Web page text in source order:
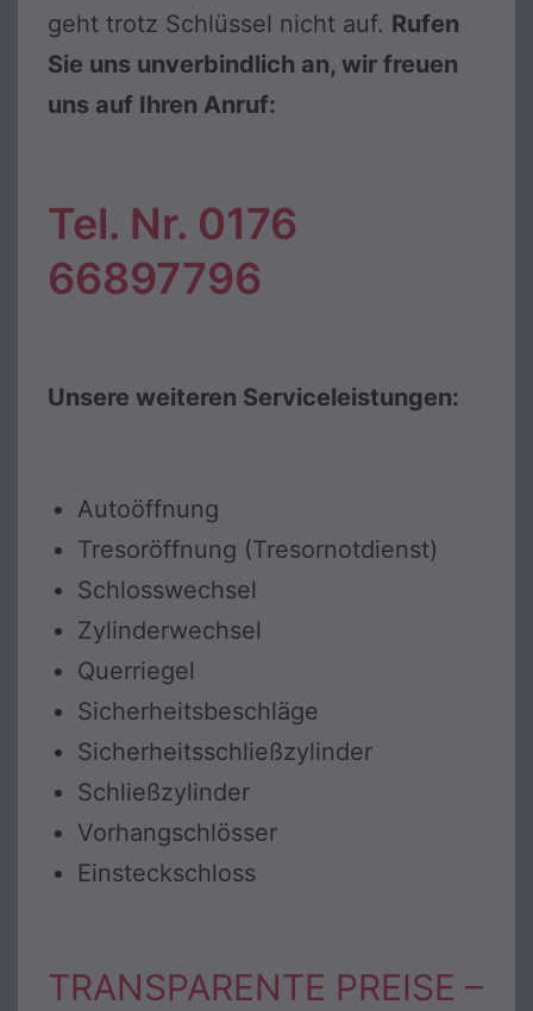
geht trotz Schlüssel nicht auf. Rufen
Sie uns unverbindlich an, wir freuen
uns auf Ihren Anruf:
Tel. Nr. 0176
66897796
Unsere weiteren Serviceleistungen:
Autoöffnung
Tresoröffnung (Tresornotdienst)
Schlosswechsel
Zylinderwechsel
Querriegel
Sicherheitsbeschläge
Sicherheitsschließzylinder
Schließzylinder
Vorhangschlösser
Einsteckschloss
TRANSPARENTE PREISE –